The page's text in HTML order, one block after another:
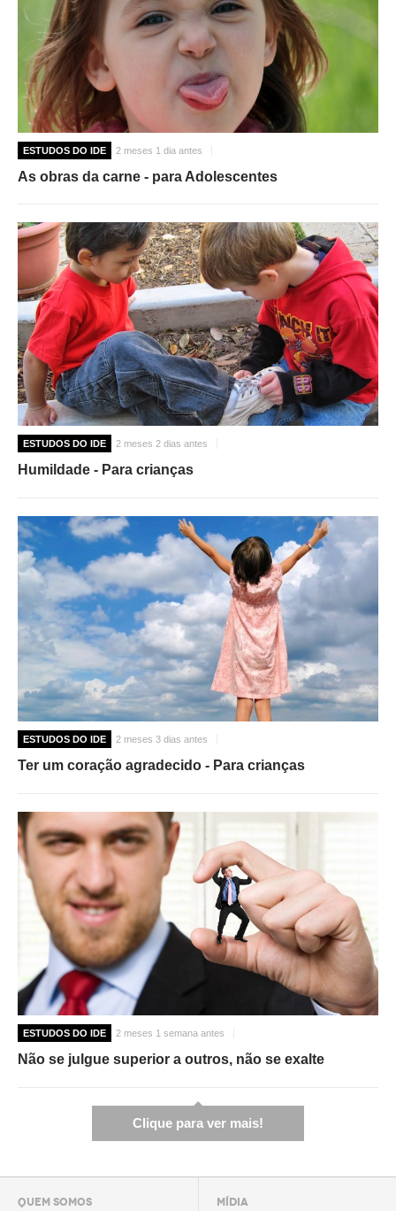
ESTUDOS DO IDE 2 meses 1 dia antes
As obras da carne - para Adolescentes
ESTUDOS DO IDE 2 meses 2 dias antes
Humildade - Para crianças
ESTUDOS DO IDE 2 meses 3 dias antes
Ter um coração agradecido - Para crianças
ESTUDOS DO IDE 2 meses 1 semana antes
Não se julgue superior a outros, não se exalte
Clique para ver mais!
QUEM SOMOS MÍDIA